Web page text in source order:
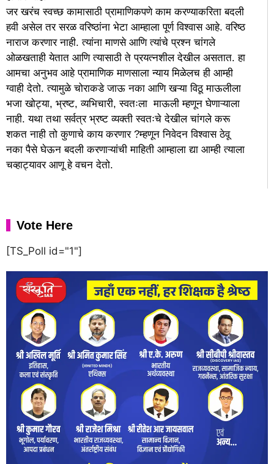
जर खरंच स्वच्छ कामासाठी प्रामाणिकपणे काम करण्याकरिता बदली
हवी असेल तर सरळ वरिष्ठांना भेटा आम्हाला पूर्ण विश्वास आहे. वरिष्ठ
नाराज करणार नाही. त्यांना माणसे आणि त्यांचे प्रश्न चांगले
ओळखताही येतात आणि त्यासाठी ते प्रयत्नशील देखील असतात. हा
आमचा अनुभव आहे प्रामाणिक माणसाला न्याय मिळेलच ही आम्ही
ग्वाही देतो. त्यामुळे चोराकडे जाऊ नका आणि खऱ्या विठू माऊलीला
भजा खोट्या, भ्रष्ट, व्यभिचारी, स्वतःला माऊली म्हणून घेणाऱ्याला
नाही. यथा तथा सर्वत्र भ्रष्ट व्यक्ती स्वतःचे देखील चांगले करू
शकत नाही तो कुणाचे काय करणार ?म्हणून निवेदन विश्वास ठेवू
नका पैसे घेऊन बदली करणाऱ्यांची माहिती आम्हाला द्या आम्ही त्याला
चव्हाट्यावर आणू हे वचन देतो.
Vote Here
[TS_Poll id="1"]